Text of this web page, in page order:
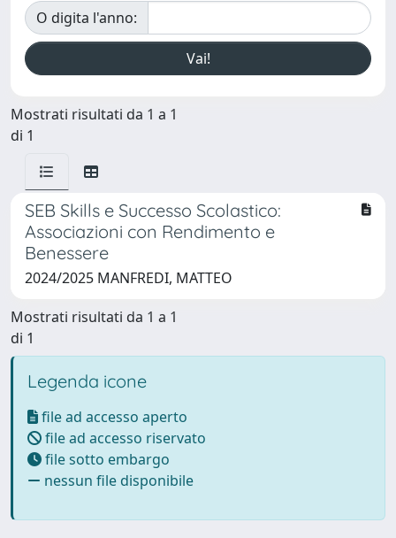
O digita l'anno:
Mostrati risultati da 1 a 1
di 1
SEB Skills e Successo Scolastico:
Associazioni con Rendimento e
Benessere
2024/2025 MANFREDI, MATTEO
Mostrati risultati da 1 a 1
di 1
Legenda icone
file ad accesso aperto
file ad accesso riservato
file sotto embargo
nessun file disponibile